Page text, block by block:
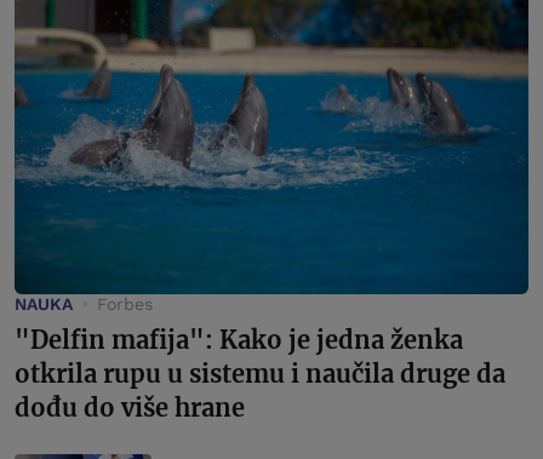
NAUKA Forbes
"Delfin mafija": Kako je jedna ženka
otkrila rupu u sistemu i naučila druge da
dođu do više hrane